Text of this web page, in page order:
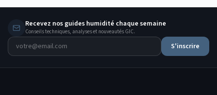
Recevez nos guides humidité chaque semaine
Conseils techniques, analyses et nouveautés GIC.
S'inscrire